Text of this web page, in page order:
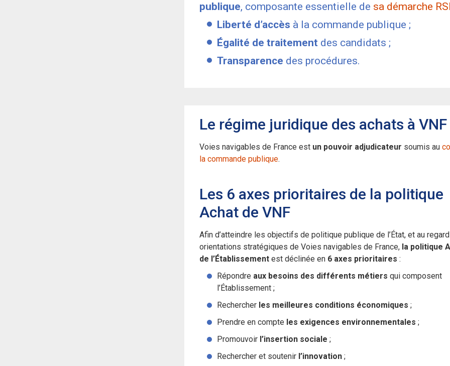
publique, composante essentielle de sa démarche
Liberté d’accès à la commande publique ;
Égalité de traitement des candidats ;
Transparence des procédures.
Le régime juridique des achats à VNF
Voies navigables de France est un pouvoir adjudicateur soumis au
la commande publique.
Les 6 axes prioritaires de la politique
Achat de VNF
Afin d’atteindre les objectifs de politique publique de l’État, et au
orientations stratégiques de Voies navigables de France, la politique
de l’Établissement est déclinée en 6 axes prioritaires :
Répondre aux besoins des différents métiers qui composent
l’Établissement ;
Rechercher les meilleures conditions économiques ;
Prendre en compte les exigences environnementales ;
Promouvoir l’insertion sociale ;
Rechercher et soutenir l’innovation ;